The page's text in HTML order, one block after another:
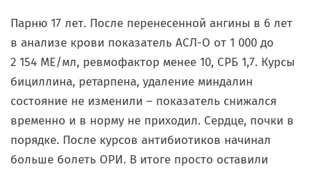
Парню 17 лет. После перенесенной ангины в 6 лет
в анализе крови показатель АСЛ-О от 1 000 до
2 154 МЕ/мл, ревмофактор менее 10, СРБ 1,7. Курсы
бициллина, ретарпена, удаление миндалин
состояние не изменили – показатель снижался
временно и в норму не приходил. Сердце, почки в
порядке. После курсов антибиотиков начинал
больше болеть ОРИ. В итоге просто оставили